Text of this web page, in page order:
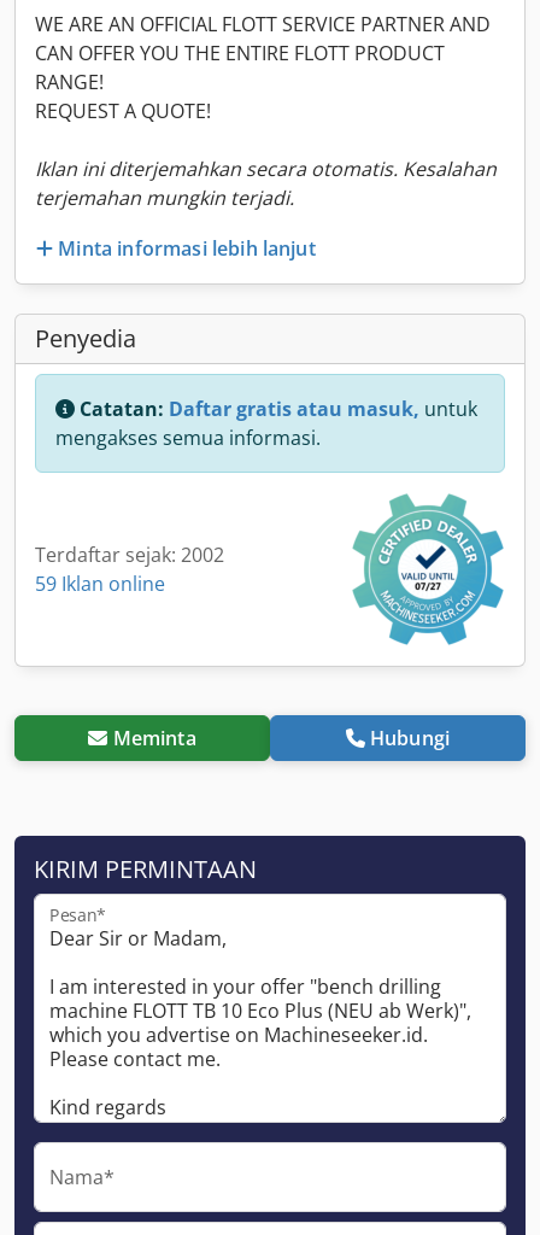
WE ARE AN OFFICIAL FLOTT SERVICE PARTNER AND
CAN OFFER YOU THE ENTIRE FLOTT PRODUCT
RANGE!
REQUEST A QUOTE!
Iklan ini diterjemahkan secara otomatis. Kesalahan
terjemahan mungkin terjadi.
Minta informasi lebih lanjut
Penyedia
Catatan: Daftar gratis atau masuk, untuk
mengakses semua informasi.
Terdaftar sejak: 2002
59 Iklan online
Meminta Hubungi
KIRIM PERMINTAAN
Pesan*
Nama*